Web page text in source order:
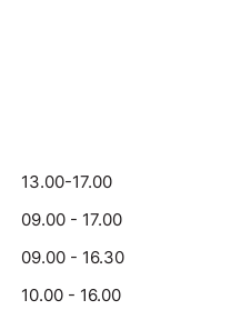
13.00-17.00
09.00 - 17.00
09.00 - 16.30
10.00 - 16.00